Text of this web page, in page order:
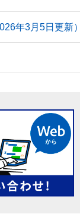
年3月5日更新）